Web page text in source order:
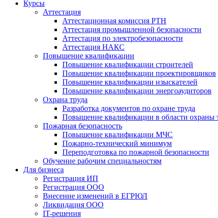
Курсы
Аттестация
Аттестационная комиссия РТН
Аттестация промышленной безопасности
Аттестация по электробезопасности
Аттестация НАКС
Повышение квалификации
Повышение квалификации строителей
Повышение квалификации проектировщиков
Повышение квалификации изыскателей
Повышение квалификации энергоаудиторов
Охрана труда
Разработка документов по охране труда
Повышение квалификации в области охраны
Пожарная безопасность
Повышение квалификации МЧС
Пожарно-технический минимум
Переподготовка по пожарной безопасности
Обучение рабочим специальностям
Для бизнеса
Регистрация ИП
Регистрация ООО
Внесение изменений в ЕГРЮЛ
Ликвидация ООО
IT-решения